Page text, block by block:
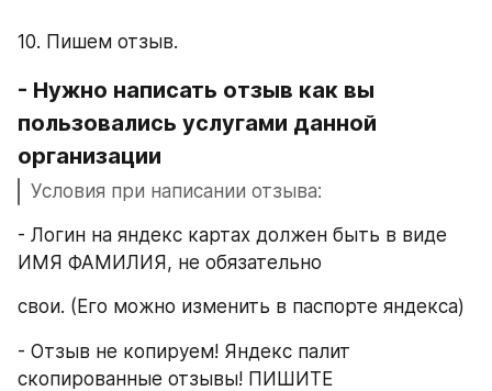
10. Пишем отзыв.
- Нужно написать отзыв как вы
пользовались услугами данной
организации
Условия при написании отзыва:
- Логин на яндекс картах должен быть в виде
ИМЯ ФАМИЛИЯ, не обязательно
свои. (Его можно изменить в паспорте яндекса)
- Отзыв не копируем! Яндекс палит
скопированные отзывы! ПИШИТЕ